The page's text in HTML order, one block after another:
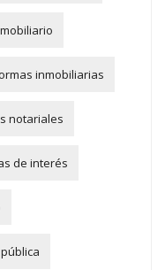
inmobiliarias
notariales
de interés